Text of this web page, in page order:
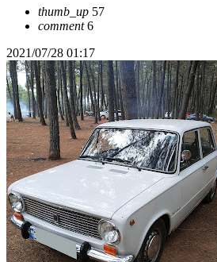
thumb_up 57
comment6
2021/07/28 01:17